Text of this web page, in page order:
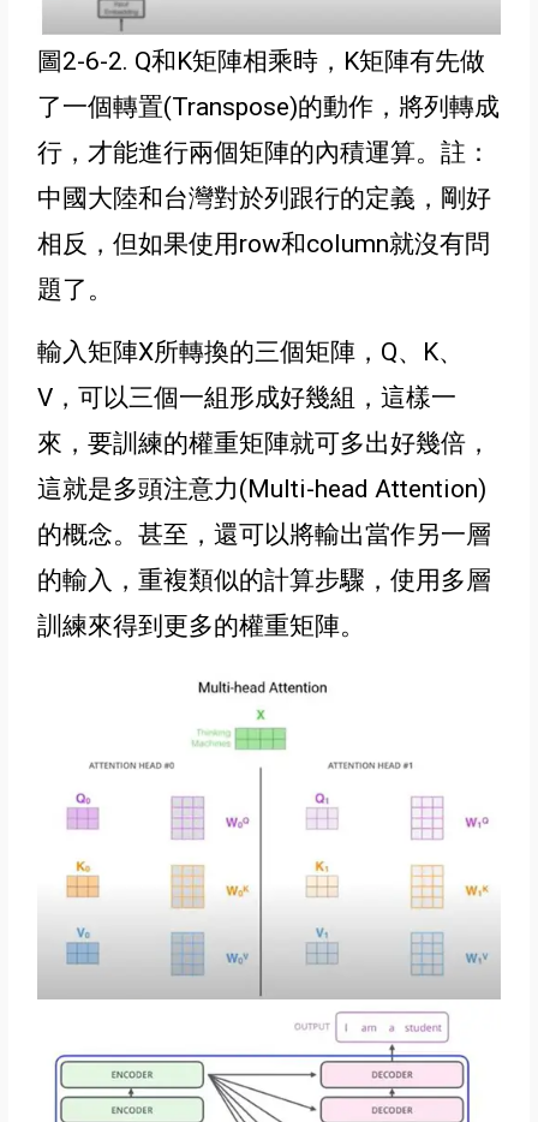
圖2-6-2. Q和K矩陣相乘時，K矩陣有先做
了一個轉置(Transpose)的動作，將列轉成
行，才能進行兩個矩陣的內積運算。註：
中國大陸和台灣對於列跟行的定義，剛好
相反，但如果使用row和column就沒有問
題了。
輸入矩陣X所轉換的三個矩陣，Q、K、
V，可以三個一組形成好幾組，這樣一
來，要訓練的權重矩陣就可多出好幾倍，
這就是多頭注意力(Multi-head Attention)
的概念。甚至，還可以將輸出當作另一層
的輸入 ，重複類似的計算步驟，使用多層
訓練來得到更多的權重矩陣。